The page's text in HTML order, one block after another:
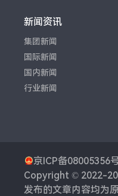
新闻资讯
集团新闻
国际新闻
国内新闻
行业新闻
京ICP备08005356
Copyright © 2022-
发布的文章内容均为